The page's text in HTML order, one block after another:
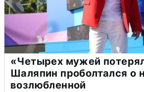
«Четырех мужей
Шаляпин проболтался о
возлюбленной